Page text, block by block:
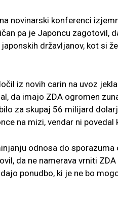
novinarski konferenci
pa je Japoncu zagotovil,
državljanov, kot si
iz novih carin na uvoz
da imajo ZDA ogromen
za skupaj 56 milijard
na mizi, vendar ni
odnosa do
da ne namerava vrniti
ponudbo, ki je ne bo